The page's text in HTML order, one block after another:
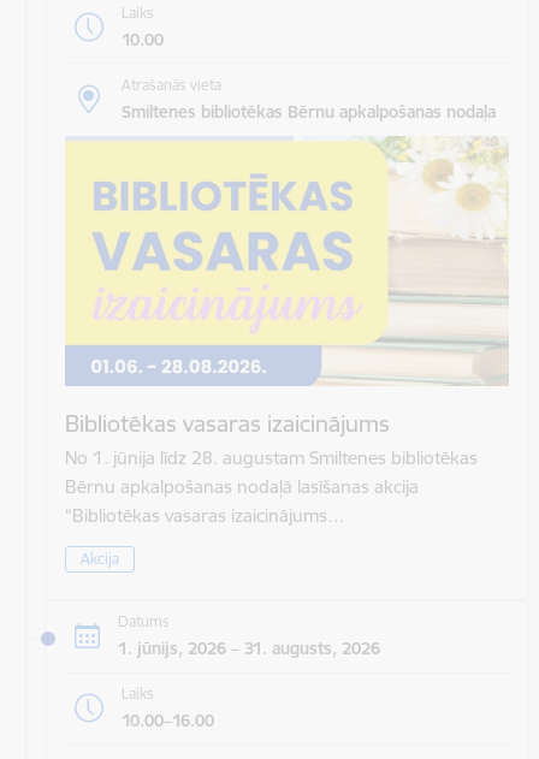
Laiks
10.00
Atrašanās vieta
Smiltenes bibliotēkas Bērnu apkalpošanas nodaļa
Bibliotēkas vasaras izaicinājums
No 1. jūnija līdz 28. augustam Smiltenes bibliotēkas
Bērnu apkalpošanas nodaļā lasīšanas akcija
“Bibliotēkas vasaras izaicinājums…
Akcija
Datums
1. jūnijs, 2026 – 31. augusts, 2026
Laiks
10.00–16.00